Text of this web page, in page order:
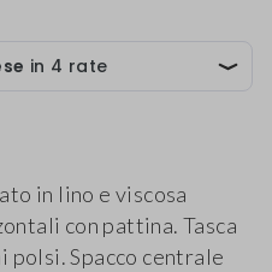
in lino e viscosa
con pattina. Tasca
Spacco centrale